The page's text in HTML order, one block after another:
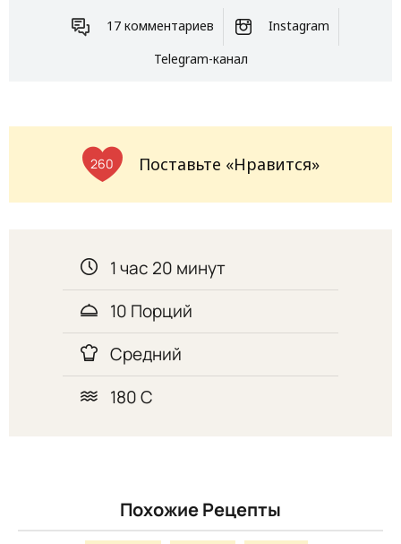
17 комментариев
Instagram
Telegram-канал
260 Поставьте «Нравится»
1 час 20 минут
10 Порций
Средний
180 С
Похожие Рецепты